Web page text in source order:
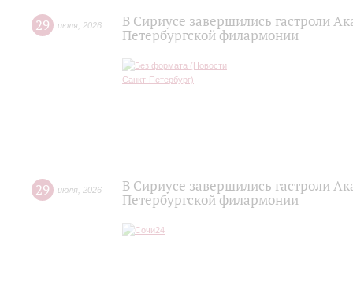
29 июля 2026
В Сириусе завершились гастроли
Петербургской филармонии
29 июля 2026
В Сириусе завершились гастроли
Петербургской филармонии